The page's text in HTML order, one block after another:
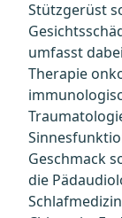
Stützgerüst
umfasst
Therapie
Geschmack
die